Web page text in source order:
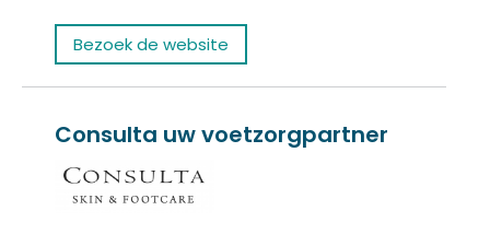
Bezoek de website
Consulta uw voetzorgpartner